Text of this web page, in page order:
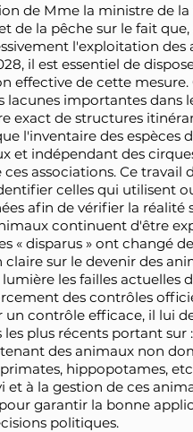
de Mme la ministre de
de la pêche sur le fait
l'exploitation des
il est essentiel de
effective de cette mesure.
importantes dans
exact de structures
l'inventaire des espèces
et indépendant des
associations. Ce
celles qui utilisent
afin de vérifier la réalité
continuent d'être
« disparus » ont changé
sur le devenir des
les failles actuelles
des contrôles
contrôle efficace, il lui
plus récents portant sur
des animaux non
hippopotames,
à la gestion de ces
garantir la bonne
politiques.